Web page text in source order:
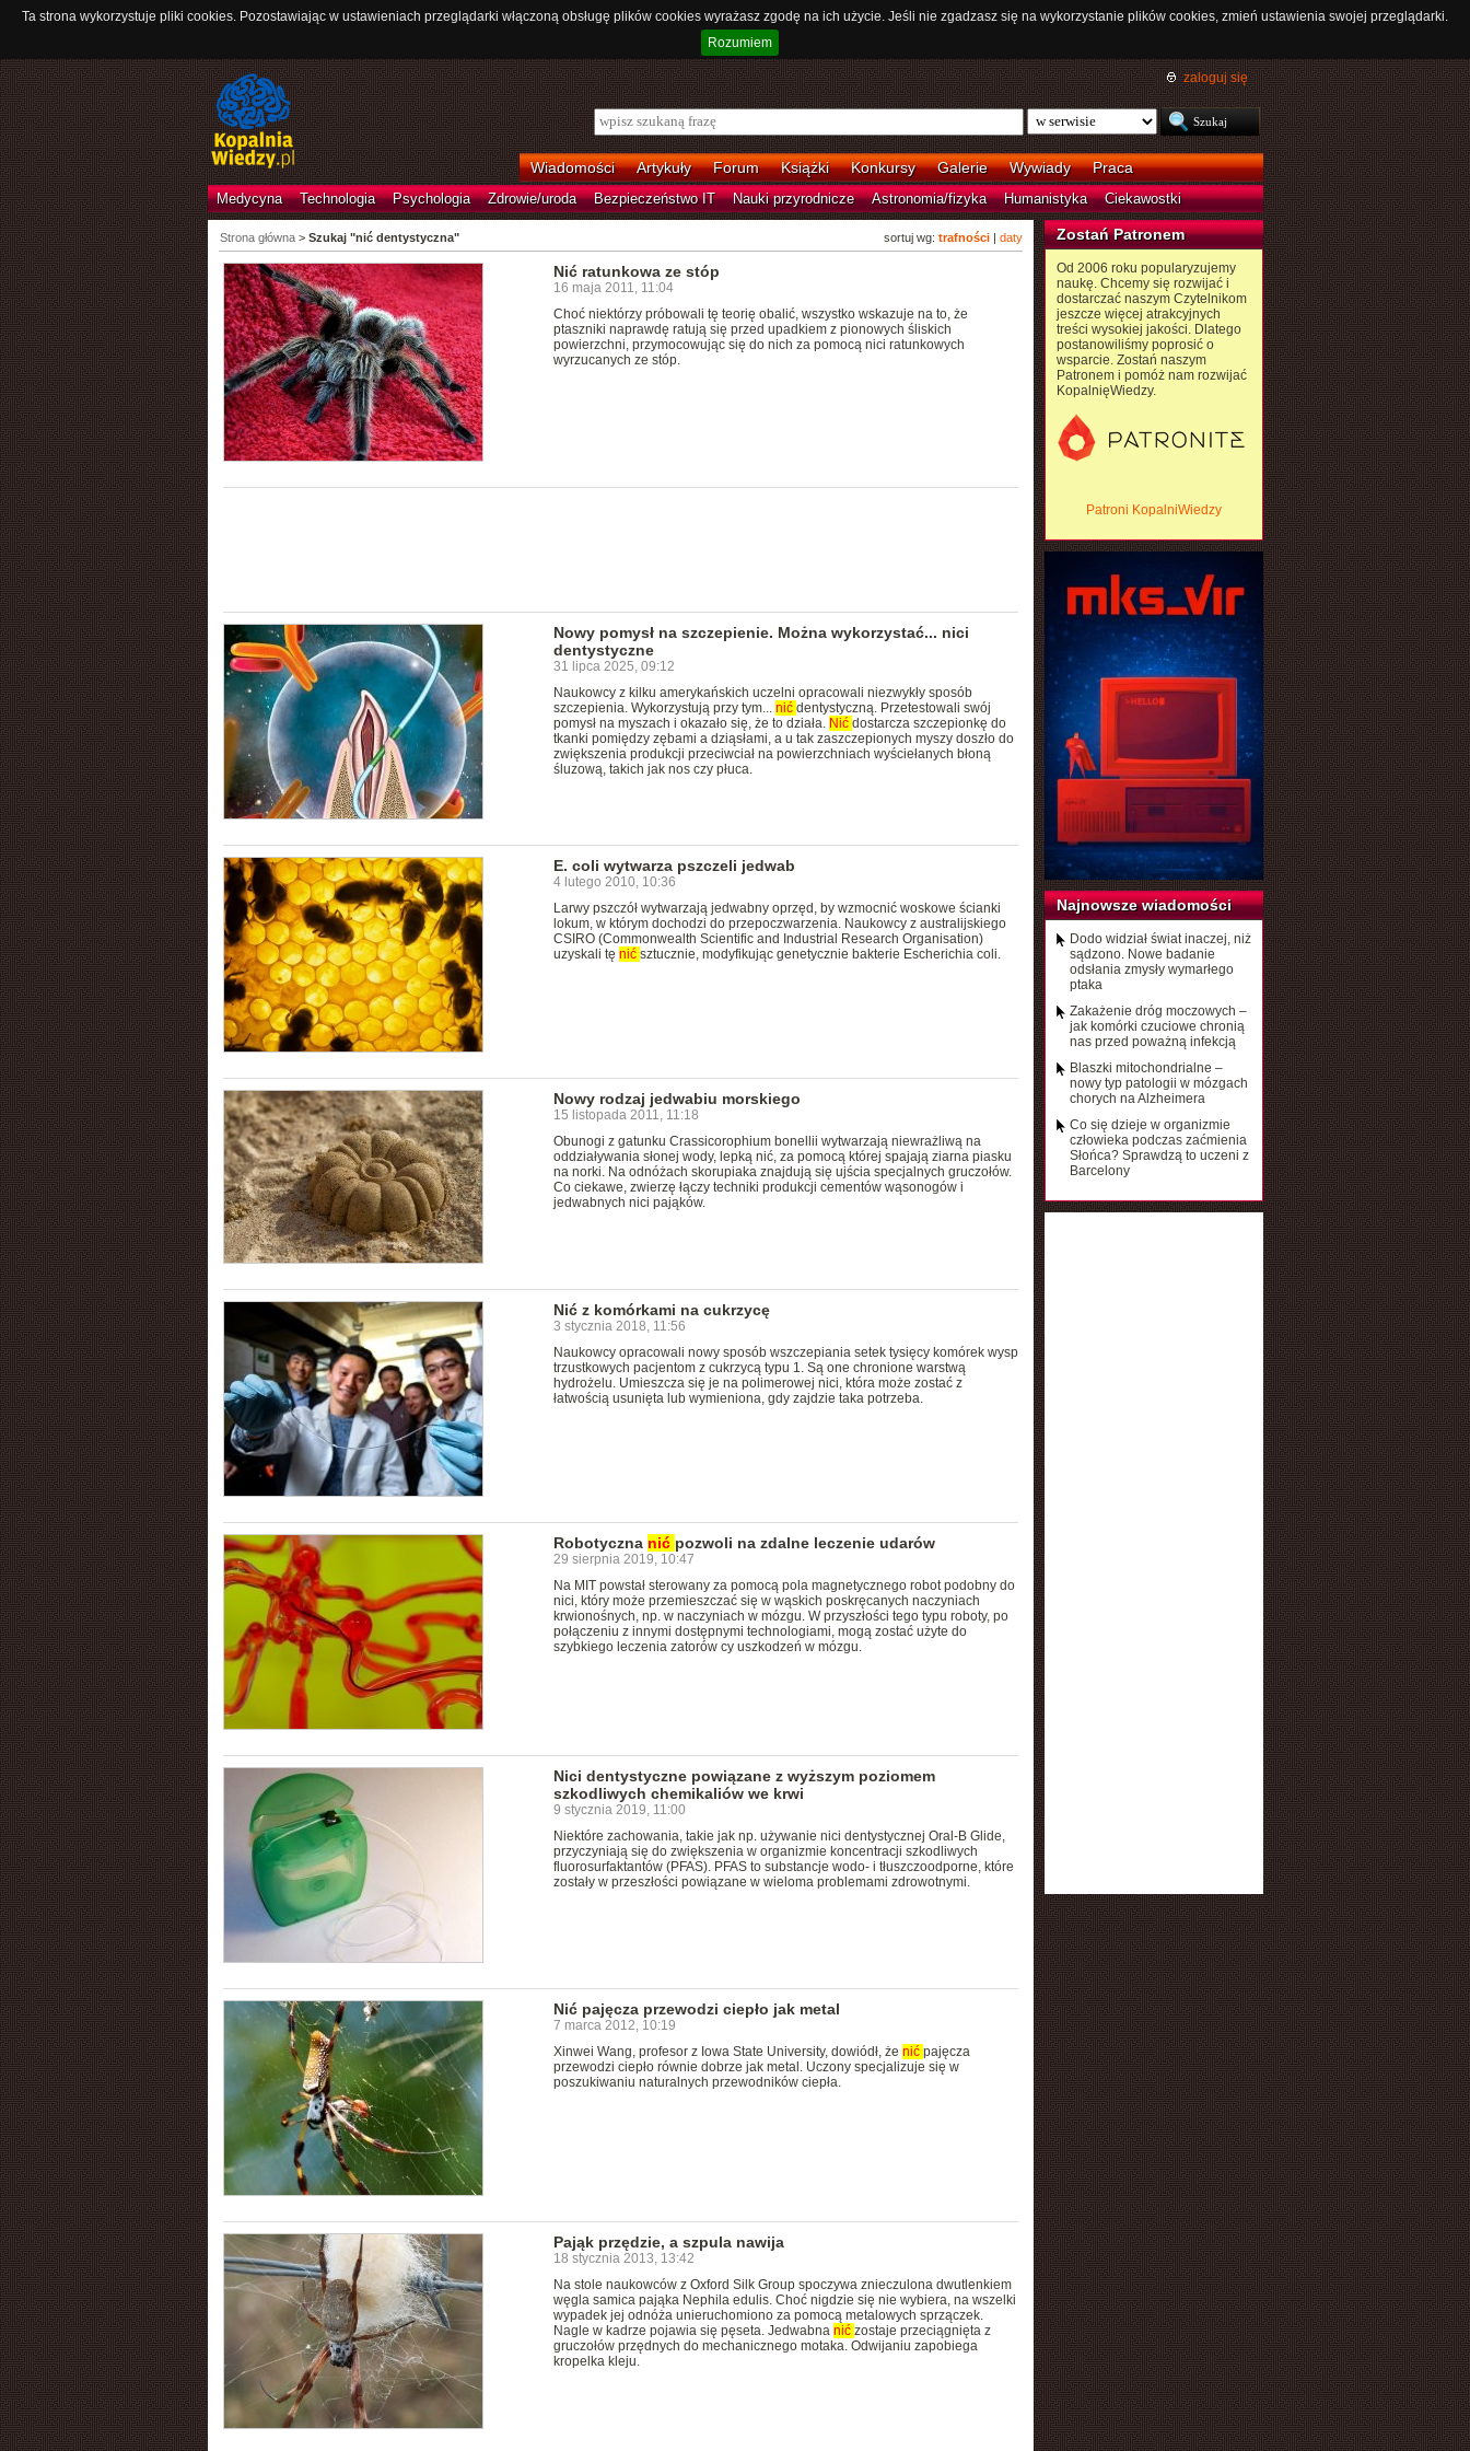
Ta strona wykorzystuje pliki cookies. Pozostawiając w ustawieniach przeglądarki włączoną obsługę plików cookies wyrażasz zgodę na ich użycie. Jeśli nie zgadzasz się na wykorzystanie plików cookies, zmień ustawienia swojej przeglądarki.
Rozumiem
zaloguj się
Wiadomości Artykuły Forum Książki Konkursy Galerie Wywiady Praca
Medycyna Technologia Psychologia Zdrowie/uroda Bezpieczeństwo IT Nauki przyrodnicze Astronomia/fizyka Humanistyka Ciekawostki
sortuj wg: trafności| daty
Strona główna> Szukaj "nić dentystyczna"
Nić ratunkowa ze stóp
16 maja 2011, 11:04
Choć niektórzy próbowali tę teorię obalić, wszystko wskazuje na to, że
ptaszniki naprawdę ratują się przed upadkiem z pionowych śliskich
powierzchni, przymocowując się do nich za pomocą nici ratunkowych
wyrzucanych ze stóp.
Nowy pomysł na szczepienie. Można wykorzystać... nici
dentystyczne
31 lipca 2025, 09:12
Naukowcy z kilku amerykańskich uczelni opracowali niezwykły sposób
szczepienia. Wykorzystują przy tym... nić dentystyczną. Przetestowali swój
pomysł na myszach i okazało się, że to działa. Nić dostarcza szczepionkę do
tkanki pomiędzy zębami a dziąsłami, a u tak zaszczepionych myszy doszło do
zwiększenia produkcji przeciwciał na powierzchniach wyściełanych błoną
śluzową, takich jak nos czy płuca.
E. coli wytwarza pszczeli jedwab
4 lutego 2010, 10:36
Larwy pszczół wytwarzają jedwabny oprzęd, by wzmocnić woskowe ścianki
lokum, w którym dochodzi do przepoczwarzenia. Naukowcy z australijskiego
CSIRO (Commonwealth Scientific and Industrial Research Organisation)
uzyskali tę nić sztucznie, modyfikując genetycznie bakterie Escherichia coli.
Nowy rodzaj jedwabiu morskiego
15 listopada 2011, 11:18
Obunogi z gatunku Crassicorophium bonellii wytwarzają niewrażliwą na
oddziaływania słonej wody, lepką nić, za pomocą której spajają ziarna piasku
na norki. Na odnóżach skorupiaka znajdują się ujścia specjalnych gruczołów.
Co ciekawe, zwierzę łączy techniki produkcji cementów wąsonogów i
jedwabnych nici pająków.
Nić z komórkami na cukrzycę
3 stycznia 2018, 11:56
Naukowcy opracowali nowy sposób wszczepiania setek tysięcy komórek wysp
trzustkowych pacjentom z cukrzycą typu 1. Są one chronione warstwą
hydrożelu. Umieszcza się je na polimerowej nici, która może zostać z
łatwością usunięta lub wymieniona, gdy zajdzie taka potrzeba.
Robotyczna nić pozwoli na zdalne leczenie udarów
29 sierpnia 2019, 10:47
Na MIT powstał sterowany za pomocą pola magnetycznego robot podobny do
nici, który może przemieszczać się w wąskich poskręcanych naczyniach
krwionośnych, np. w naczyniach w mózgu. W przyszłości tego typu roboty, po
połączeniu z innymi dostępnymi technologiami, mogą zostać użyte do
szybkiego leczenia zatorów cy uszkodzeń w mózgu.
Nici dentystyczne powiązane z wyższym poziomem
szkodliwych chemikaliów we krwi
9 stycznia 2019, 11:00
Niektóre zachowania, takie jak np. używanie nici dentystycznej Oral-B Glide,
przyczyniają się do zwiększenia w organizmie koncentracji szkodliwych
fluorosurfaktantów (PFAS). PFAS to substancje wodo- i tłuszczoodporne, które
zostały w przeszłości powiązane w wieloma problemami zdrowotnymi.
Nić pajęcza przewodzi ciepło jak metal
7 marca 2012, 10:19
Xinwei Wang, profesor z Iowa State University, dowiódł, że nić pajęcza
przewodzi ciepło równie dobrze jak metal. Uczony specjalizuje się w
poszukiwaniu naturalnych przewodników ciepła.
Pająk przędzie, a szpula nawija
18 stycznia 2013, 13:42
Na stole naukowców z Oxford Silk Group spoczywa znieczulona dwutlenkiem
węgla samica pająka Nephila edulis. Choć nigdzie się nie wybiera, na wszelki
wypadek jej odnóża unieruchomiono za pomocą metalowych sprzączek.
Nagle w kadrze pojawia się pęseta. Jedwabna nić zostaje przeciągnięta z
gruczołów przędnych do mechanicznego motaka. Odwijaniu zapobiega
kropelka kleju.
Zostań Patronem
Od 2006 roku popularyzujemy
naukę. Chcemy się rozwijać i
dostarczać naszym Czytelnikom
jeszcze więcej atrakcyjnych
treści wysokiej jakości. Dlatego
postanowiliśmy poprosić o
wsparcie. Zostań naszym
Patronem i pomóż nam rozwijać
KopalnięWiedzy.
Patroni KopalniWiedzy
Najnowsze wiadomości
Dodo widział świat inaczej, niż
sądzono. Nowe badanie
odsłania zmysły wymarłego
ptaka
Zakażenie dróg moczowych –
jak komórki czuciowe chronią
nas przed poważną infekcją
Blaszki mitochondrialne –
nowy typ patologii w mózgach
chorych na Alzheimera
Co się dzieje w organizmie
człowieka podczas zaćmienia
Słońca? Sprawdzą to uczeni z
Barcelony